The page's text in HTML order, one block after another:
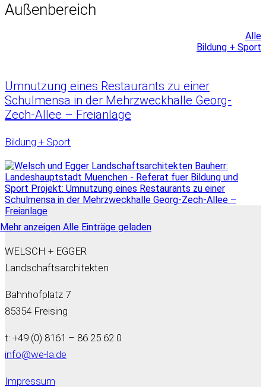
Außenbereich
Alle
Bildung + Sport
Umnutzung eines Restaurants zu einer
Schulmensa in der Mehrzweckhalle Georg-
Zech-Allee – Freianlage
Bildung + Sport
Mehr anzeigen Alle Einträge geladen
WELSCH + EGGER
Landschaftsarchitekten
Bahnhofplatz 7
85354 Freising
t: +49 (0) 8161 – 86 25 62 0
info@we-la.de
Impressum